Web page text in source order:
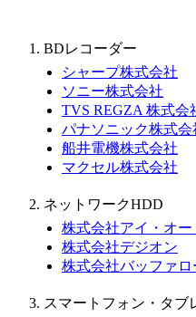
BDレコーダー
シャープ株式会社
ソニー株式会社
TVS REGZA 株式会
パナソニック株式会
船井電機株式会社
マクセル株式会社
ネットワークHDD
株式会社アイ・オ
株式会社デジオン
株式会社バッファロ
スマートフォン・タブ